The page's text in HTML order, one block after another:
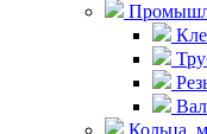
Кольца,